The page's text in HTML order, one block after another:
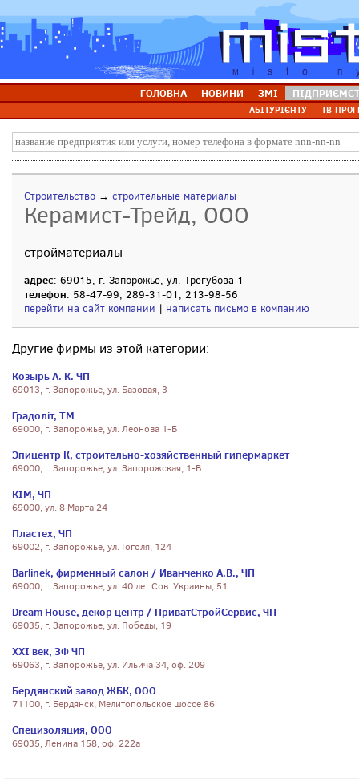
ГОЛОВНА НОВИНИ ЗМІ
АБІТУРІЄНТУ ТВ-
Строительство → строительные материалы
Керамист-Трейд, ООО
стройматериалы
адрес: 69015, г. Запорожье, ул. Трегубова 1
телефон: 58-47-99, 289-31-01, 213-98-56
перейти на сайт компании | написать письмо в компанию
Другие фирмы из этой категории:
Козырь А. К. ЧП
69013, г. Запорожье, ул. Базовая, 3
Градоліт, ТМ
69000, г. Запорожье, ул. Леонова 1-Б
Эпицентр К, строительно-хозяйственный гипермаркет
69000, г. Запорожье, ул. Запорожская, 1-В
КIM, ЧП
69000, ул. 8 Марта 24
Пластех, ЧП
69002, г. Запорожье, ул. Гоголя, 124
Barlinek, фирменный салон / Иванченко А.В., ЧП
69000, г. Запорожье, ул. 40 лет Сов. Украины, 51
Dream House, декор центр / ПриватСтройСервис, ЧП
69035, г. Запорожье, ул. Победы, 19
XXI век, ЗФ ЧП
69063, г. Запорожье, ул. Ильича 34, оф. 209
Бердянский завод ЖБК, ООО
71100, г. Бердянск, Мелитопольское шоссе 86
Специзоляция, ООО
69035, Ленина 158, оф. 222а